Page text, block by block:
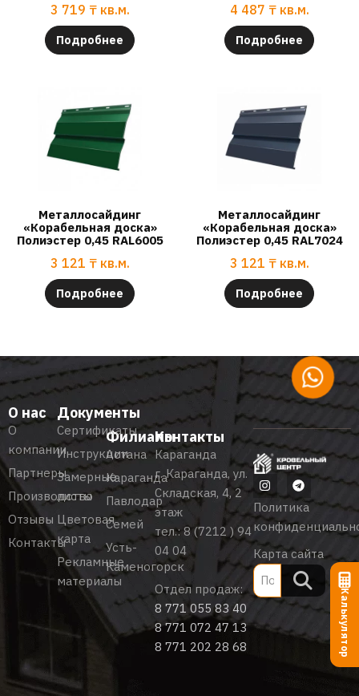
3 719 ₸ кв.м.
Подробнее
4 487 ₸ кв.м.
Подробнее
Металлосайдинг
«Корабельная доска»
Полиэстер 0,45 RAL6005
3 121 ₸ кв.м.
Подробнее
Металлосайдинг
«Корабельная доска»
Полиэстер 0,45 RAL7024
3 121 ₸ кв.м.
Подробнее
О нас
О
компании
Партнеры
Производство
Отзывы
Контакты
Документы
Сертификаты
Инструкции
Замерные
листы
Цветовая
карта
Рекламные
материалы
Филиалы
Астана
Караганда
Павлодар
Семей
Усть-
Каменогорск
Контакты
Караганда
г. Караганда, ул.
Складская, 4, 2
этаж
тел.:8 (7212 ) 94
04 04
Отдел продаж:
8 771 055 83 40
8 771 072 47 13
8 771 202 28 68
Политика
Карта сайта
Калькулятор